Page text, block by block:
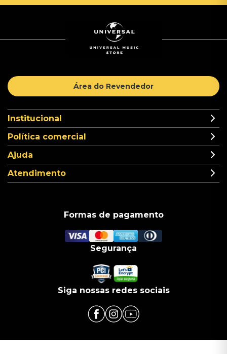
Área do Revendedor
Institucional
Política comercial
Ajuda
Atendimento
Formas de pagamento
Segurança
Siga nossas redes sociais